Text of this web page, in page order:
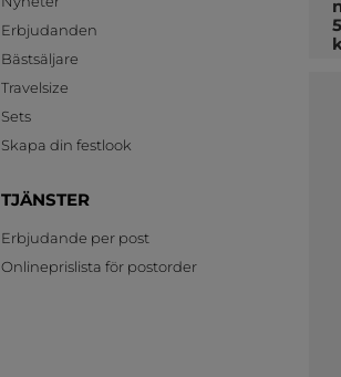
Erbjudanden
Bästsäljare
Travelsize
Sets
Skapa din festlook
TJÄNSTER
Erbjudande per post
Onlineprislista för postorder